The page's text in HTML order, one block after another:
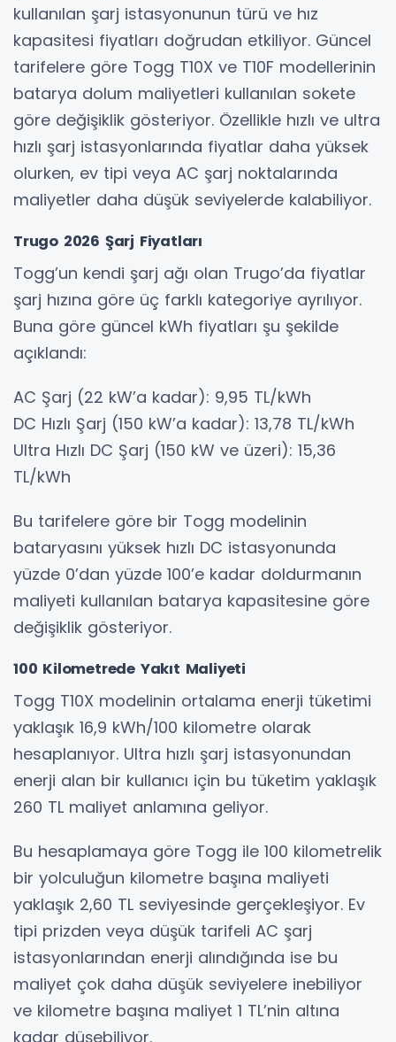
kullanılan şarj istasyonunun türü ve hız
kapasitesi fiyatları doğrudan etkiliyor. Güncel
tarifelere göre Togg T10X ve T10F modellerinin
batarya dolum maliyetleri kullanılan sokete
göre değişiklik gösteriyor. Özellikle hızlı ve ultra
hızlı şarj istasyonlarında fiyatlar daha yüksek
olurken, ev tipi veya AC şarj noktalarında
maliyetler daha düşük seviyelerde kalabiliyor.
Trugo 2026 Şarj Fiyatları
Togg’un kendi şarj ağı olan Trugo’da fiyatlar
şarj hızına göre üç farklı kategoriye ayrılıyor.
Buna göre güncel kWh fiyatları şu şekilde
açıklandı:
AC Şarj (22 kW’a kadar): 9,95 TL/kWh
DC Hızlı Şarj (150 kW’a kadar): 13,78 TL/kWh
Ultra Hızlı DC Şarj (150 kW ve üzeri): 15,36
TL/kWh
Bu tarifelere göre bir Togg modelinin
bataryasını yüksek hızlı DC istasyonunda
yüzde 0’dan yüzde 100’e kadar doldurmanın
maliyeti kullanılan batarya kapasitesine göre
değişiklik gösteriyor.
100 Kilometrede Yakıt Maliyeti
Togg T10X modelinin ortalama enerji tüketimi
yaklaşık 16,9 kWh/100 kilometre olarak
hesaplanıyor. Ultra hızlı şarj istasyonundan
enerji alan bir kullanıcı için bu tüketim yaklaşık
260 TL maliyet anlamına geliyor.
Bu hesaplamaya göre Togg ile 100 kilometrelik
bir yolculuğun kilometre başına maliyeti
yaklaşık 2,60 TL seviyesinde gerçekleşiyor. Ev
tipi prizden veya düşük tarifeli AC şarj
istasyonlarından enerji alındığında ise bu
maliyet çok daha düşük seviyelere inebiliyor
ve kilometre başına maliyet 1 TL’nin altına
kadar düşebiliyor.